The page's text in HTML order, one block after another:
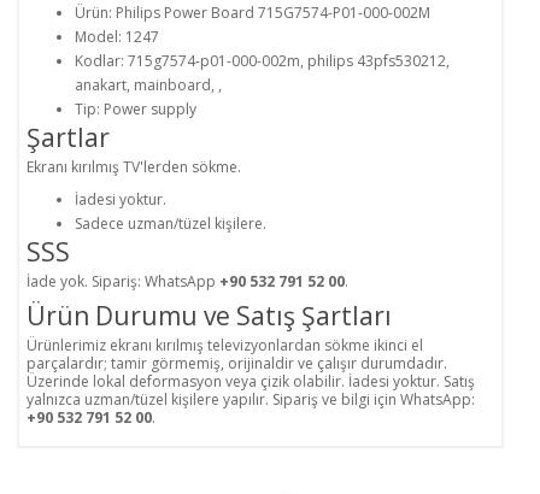
Ürün: Philips Power Board 715G7574-P01-000-002M
Model: 1247
Kodlar: 715g7574-p01-000-002m, philips 43pfs530212,
anakart, mainboard, ,
Tip: Power supply
Şartlar
Ekranı kırılmış TV'lerden sökme.
İadesi yoktur.
Sadece uzman/tüzel kişilere.
SSS
İade yok. Sipariş: WhatsApp +90 532 791 52 00.
Ürün Durumu ve Satış Şartları
Ürünlerimiz ekranı kırılmış televizyonlardan sökme ikinci el
parçalardır; tamir görmemiş, orijinaldir ve çalışır durumdadır.
Üzerinde lokal deformasyon veya çizik olabilir. İadesi yoktur. Satış
yalnızca uzman/tüzel kişilere yapılır. Sipariş ve bilgi için WhatsApp:
+90 532 791 52 00.